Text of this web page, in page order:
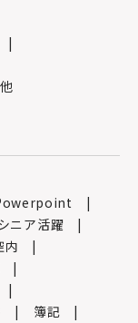
ニア活躍
内
簿記